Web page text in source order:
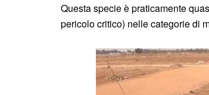
Questa specie è praticamente
pericolo critico) nelle categorie di